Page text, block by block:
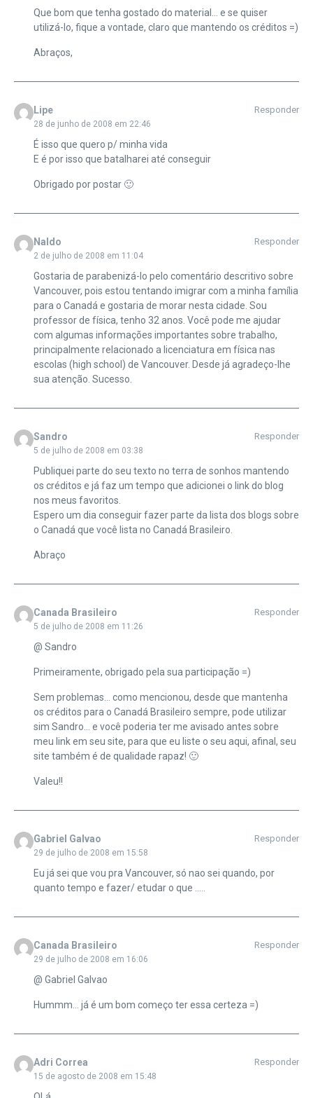
Que bom que tenha gostado do material… e se quiser
utilizá-lo, fique a vontade, claro que mantendo os créditos =)
Abraços,
Lipe
28 de junho de 2008 em 22:46
Responder
É isso que quero p/ minha vida
E é por isso que batalharei até conseguir
Obrigado por postar 🙂
Naldo
2 de julho de 2008 em 11:04
Responder
Gostaria de parabenizá-lo pelo comentário descritivo sobre
Vancouver, pois estou tentando imigrar com a minha família
para o Canadá e gostaria de morar nesta cidade. Sou
professor de física, tenho 32 anos. Você pode me ajudar
com algumas informações importantes sobre trabalho,
principalmente relacionado a licenciatura em física nas
escolas (high school) de Vancouver. Desde já agradeço-lhe
sua atenção. Sucesso.
Sandro
5 de julho de 2008 em 03:38
Responder
Publiquei parte do seu texto no terra de sonhos mantendo
os créditos e já faz um tempo que adicionei o link do blog
nos meus favoritos.
Espero um dia conseguir fazer parte da lista dos blogs sobre
o Canadá que você lista no Canadá Brasileiro.
Abraço
Canada Brasileiro
5 de julho de 2008 em 11:26
Responder
@ Sandro
Primeiramente, obrigado pela sua participação =)
Sem problemas… como mencionou, desde que mantenha
os créditos para o Canadá Brasileiro sempre, pode utilizar
sim Sandro… e você poderia ter me avisado antes sobre
meu link em seu site, para que eu liste o seu aqui, afinal, seu
site também é de qualidade rapaz! 🙂
Valeu!!
Gabriel Galvao
29 de julho de 2008 em 15:58
Responder
Eu já sei que vou pra Vancouver, só nao sei quando, por
quanto tempo e fazer/ etudar o que …..
Canada Brasileiro
29 de julho de 2008 em 16:06
Responder
@ Gabriel Galvao
Hummm… já é um bom começo ter essa certeza =)
Adri Correa
15 de agosto de 2008 em 15:48
Responder